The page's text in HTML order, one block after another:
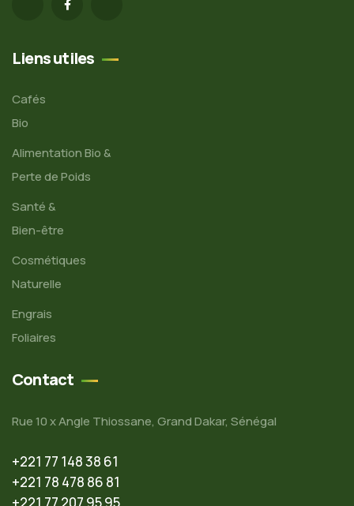
Liens utiles
Cafés
Bio
Alimentation Bio &
Perte de Poids
Santé &
Bien-être
Cosmétiques
Naturelle
Engrais
Foliaires
Contact
Rue 10 x Angle Thiossane, Grand Dakar, Sénégal
+221 77 148 38 61
+221 78 478 86 81
+221 77 207 95 95